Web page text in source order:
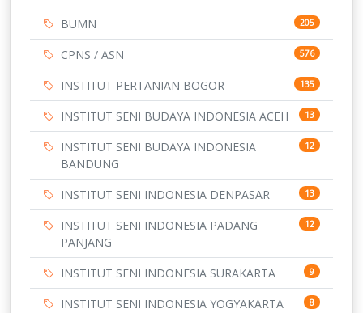
BUMN 205
CPNS / ASN 576
INSTITUT PERTANIAN BOGOR 135
INSTITUT SENI BUDAYA INDONESIA ACEH 13
INSTITUT SENI BUDAYA INDONESIA
BANDUNG
12
INSTITUT SENI INDONESIA DENPASAR 13
INSTITUT SENI INDONESIA PADANG
PANJANG
12
INSTITUT SENI INDONESIA SURAKARTA 9
INSTITUT SENI INDONESIA YOGYAKARTA 8